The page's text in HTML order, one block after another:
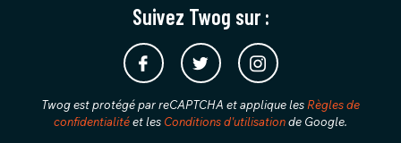
Suivez Twog sur :
Twog est protégé par reCAPTCHA et applique les Règles de
confidentialitéet les Conditions d'utilisationde Google.